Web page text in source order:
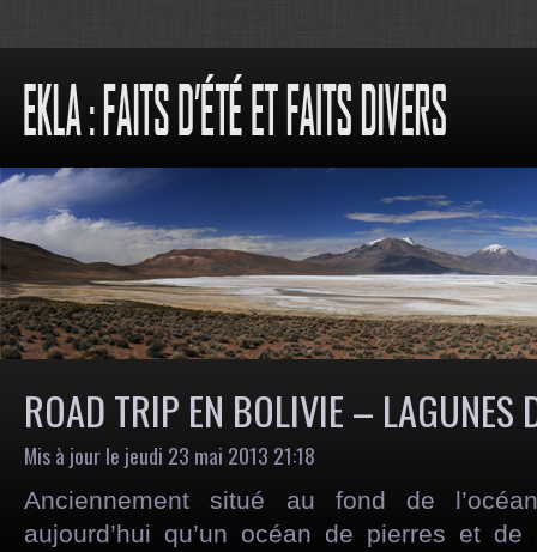
ROAD TRIP EN BOLIVIE – LAGUNES
Mis à jour le jeudi 23 mai 2013 21:18
Anciennement situé au fond de
aujourd’hui qu’un océan de pierres et